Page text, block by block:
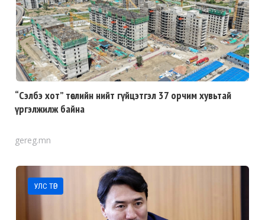
“Сэлбэ хот” төслийн нийт гүйцэтгэл 37 орчим хувьтай
үргэлжилж байна
gereg.mn
УЛС ТӨР